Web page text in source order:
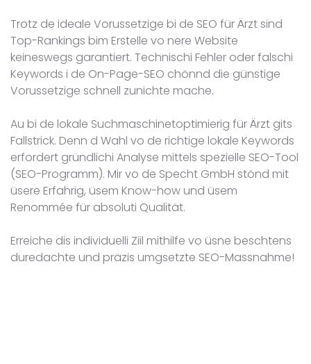
Trotz de ideale Vorussetzige bi de SEO für Ärzt sind
Top-Rankings bim Erstelle vo nere Website
keineswegs garantiert. Technischi Fehler oder falschi
Keywords i de On-Page-SEO chönnd die günstige
Vorussetzige schnell zunichte mache.
Au bi de lokale Suchmaschinetoptimierig für Ärzt gits
Fallstrick. Denn d Wahl vo de richtige lokale Keywords
erfordert gründlichi Analyse mittels spezielle SEO-Tool
(SEO-Programm). Mir vo de Specht GmbH stönd mit
üsere Erfahrig, üsem Know-how und üsem
Renommée für absoluti Qualität.
Erreiche dis individuelli Ziil mithilfe vo üsne beschtens
duredachte und präzis umgsetzte SEO-Massnahme!